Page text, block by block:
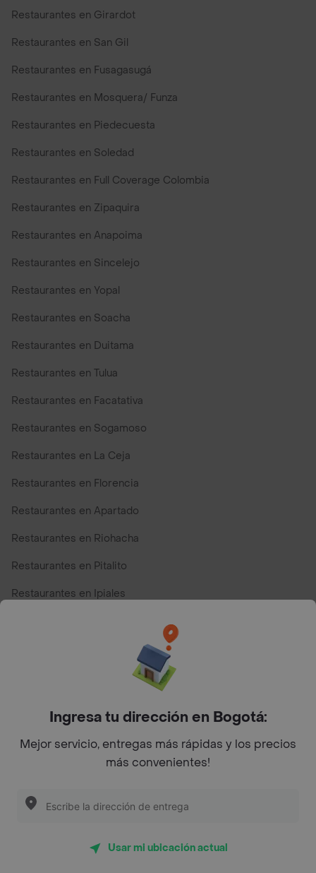
Restaurantes en Girardot
Restaurantes en San Gil
Restaurantes en Fusagasugá
Restaurantes en Mosquera/ Funza
Restaurantes en Piedecuesta
Restaurantes en Soledad
Restaurantes en Full Coverage Colombia
Restaurantes en Zipaquira
Restaurantes en Anapoima
Restaurantes en Sincelejo
Restaurantes en Yopal
Restaurantes en Soacha
Restaurantes en Duitama
Restaurantes en Tulua
Restaurantes en Facatativa
Restaurantes en Sogamoso
Restaurantes en La Ceja
Restaurantes en Florencia
Restaurantes en Apartado
Restaurantes en Riohacha
Restaurantes en Pitalito
Restaurantes en Ipiales
Top Marcas y Cadenas de Restaurantes
Encuéntranos en estos países
App Store Google play
Restaurantes cerca de mi para pedir Comida a Domicilio -
Ingresa tu dirección en Bogotá:
Mejor servicio, entregas más rápidas y los precios
más convenientes!
Usar mi ubicación actual